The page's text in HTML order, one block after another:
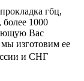
гбц,
более 1000
Вас
изготовим ее
и СНГ